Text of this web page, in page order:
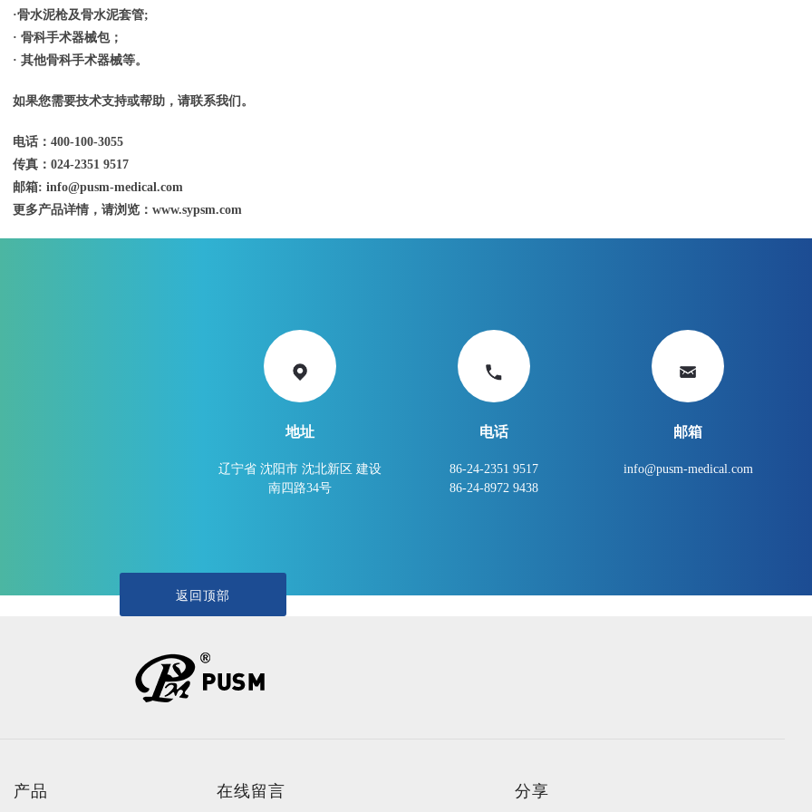
·骨水泥枪及骨水泥套管;
· 骨科手术器械包；
· 其他骨科手术器械等。
如果您需要技术支持或帮助，请联系我们。
电话：400-100-3055
传真：024-2351 9517
邮箱: info@pusm-medical.com
更多产品详情，请浏览：www.sypsm.com
地址
辽宁省 沈阳市 沈北新区 建设
南四路34号
电话
86-24-2351 9517
86-24-8972 9438
邮箱
info@pusm-medical.com
返回顶部
产品 在线留言 分享